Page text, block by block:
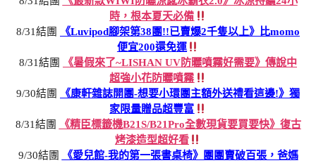
時，根本夏天必備
8/31結團
《Luvipod腳架第38團!!已賣爆2千隻以上》比momo
便宜200還免運
8/31結團
《暑假來了~LISHAN UV防曬噴霧好需要》傳說中
超強小花防曬噴霧
9/30結團
《康軒雜誌開團-想要小環團主額外送禮看這邊!》獨
家限量贈品超豐富
8/31結團
《精臣標籤機B21S/B21Pro全數現貨要買要快》復古
烤漆造型超好看
9/30結團
《愛兒館-我的第一張書桌椅》團團賣破百張，爸媽